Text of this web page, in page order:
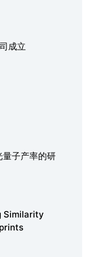
成立
子产率的研
Similarity